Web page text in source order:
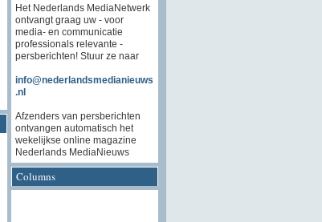
Het Nederlands MediaNetwerk
ontvangt graag uw - voor
media- en communicatie
professionals relevante -
persberichten! Stuur ze naar
info@nederlandsmedianieuws
.nl
Afzenders van persberichten
ontvangen automatisch het
wekelijkse online magazine
Nederlands MediaNieuws
Columns